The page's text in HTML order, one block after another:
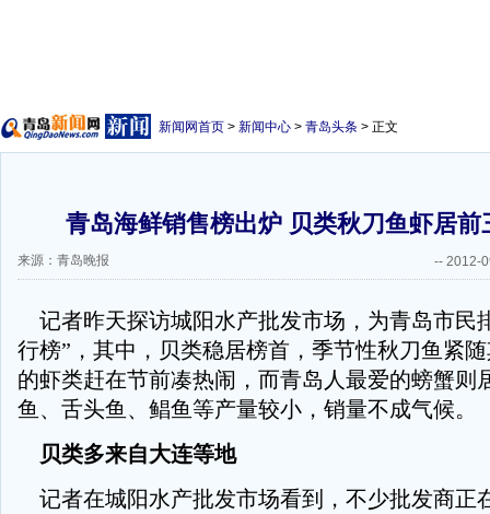
新闻网首页 > 新闻中心 > 青岛头条 > 正文
青岛海鲜销售榜出炉 贝类秋刀鱼虾居前
来源：青岛晚报 -- 2012-
记者昨天探访城阳水产批发市场，为青岛市民
行榜”，其中，贝类稳居榜首，季节性秋刀鱼紧
的虾类赶在节前凑热闹，而青岛人最爱的螃蟹则
鱼、舌头鱼、鲳鱼等产量较小，销量不成气候。
贝类多来自大连等地
记者在城阳水产批发市场看到，不少批发商正